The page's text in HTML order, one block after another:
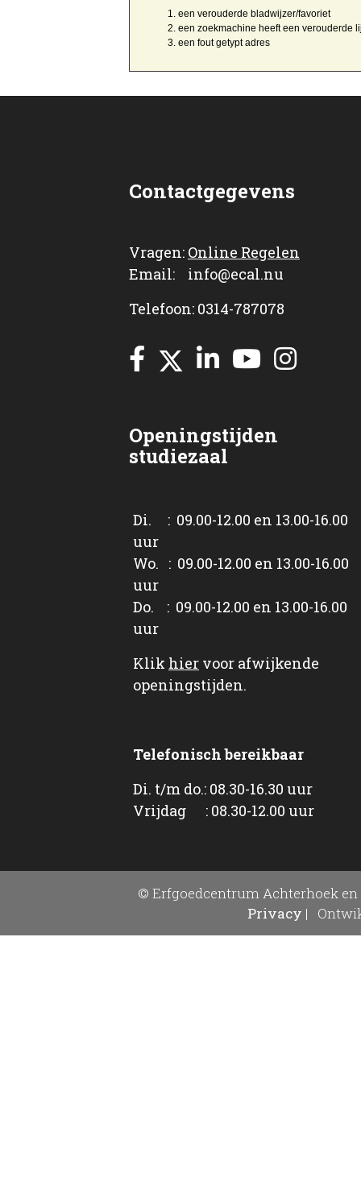
een verouderde bladwijzer/favoriet
een zoekmachine heeft een verouderde
een fout getyptadres
Contactgegevens
Vragen: Online Regelen
Email: info@ecal.nu
Telefoon: 0314-787078
Openingstijden
studiezaal
Di. : 09.00-12.00 en 13.00-16.00
uur
Wo. : 09.00-12.00 en 13.00-16.00
uur
Do. : 09.00-12.00 en 13.00-16.00
uur
Klik hier voor afwijkende
openingstijden.
Telefonisch bereikbaar
Di. t/m do.: 08.30-16.30 uur
Vrijdag : 08.30-12.00 uur
© Erfgoedcentrum Achterhoek en
Privacy |